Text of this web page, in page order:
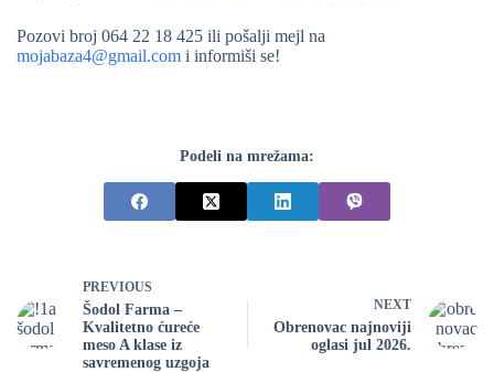
Pozovi broj 064 22 18 425 ili pošalji mejl na
mojabaza4@gmail.com i informiši se!
Podeli na mrežama:
PREVIOUS
Šodol Farma –
Kvalitetno ćureće
meso A klase iz
savremenog uzgoja
NEXT
Obrenovac najnoviji
oglasi jul 2026.